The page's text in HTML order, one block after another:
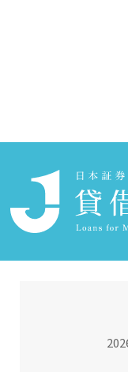
過去の